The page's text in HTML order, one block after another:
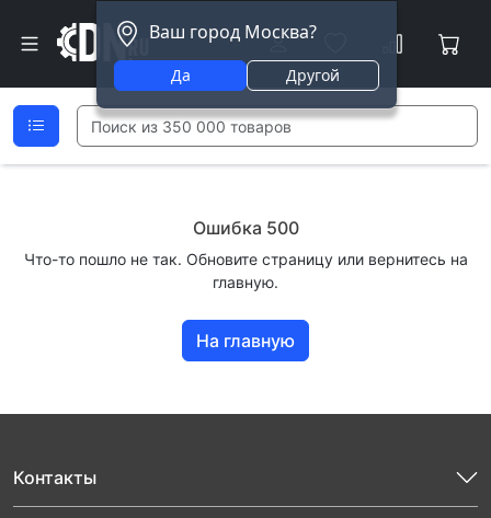
Ваш город Москва?
Да Другой
Ошибка 500
Что-то пошло не так. Обновите страницу или вернитесь на
главную.
На главную
Контакты